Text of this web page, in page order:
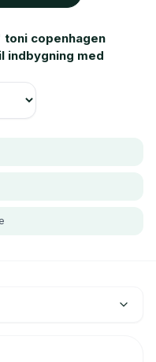
toni copenhagen
indbygning med